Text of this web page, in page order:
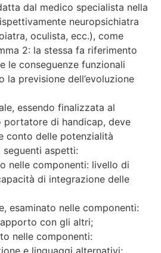
dal medico specialista nella
neuropsichiatra
oculista, ecc.), come
2: la stessa fa riferimento
le conseguenze funzionali
la previsione dell’evoluzione
essendo finalizzata al
di handicap, deve
conto delle potenzialità
aspetti:
nelle componenti: livello di
di integrazione delle
esaminato nelle componenti:
con gli altri;
nelle componenti:
e linguaggi alternativi;